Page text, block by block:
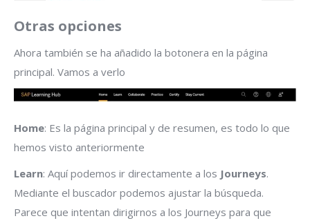
Otras opciones
Ahora también se ha añadido la botonera en la página
principal. Vamos a verlo
Home: Es la página principal y de resumen, es todo lo que
hemos visto anteriormente
Learn: Aquí podemos ir directamente a los Journeys.
Mediante el buscador podemos ajustar la búsqueda.
Parece que intentan dirigirnos a los Journeys para que